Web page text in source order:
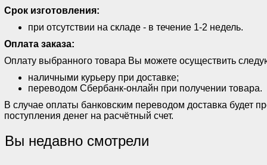
Срок изготовления:
при отсутствии на складе - в течение 1-2 недель.
Оплата заказа:
Оплату выбранного товара Вы можете осуществить
наличными курьеру при доставке;
переводом Сбербанк-онлайн при получении товара.
В случае оплаты банковским переводом доставка будет
поступления денег на расчётный счет.
Вы недавно смотрели